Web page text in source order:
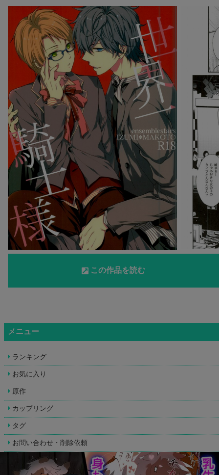
この作品を読む
メニュー
ランキング
お気に入り
原作
カップリング
タグ
お問い合わせ・削除依頼